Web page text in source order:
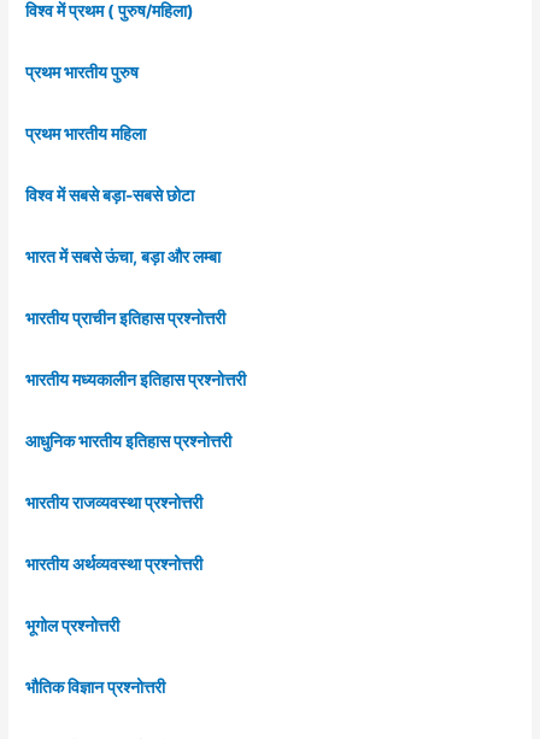
विश्व में प्रथम ( पुरुष/महिला)
प्रथम भारतीय पुरुष
प्रथम भारतीय महिला
विश्व में सबसे बड़ा-सबसे छोटा
भारत में सबसे ऊंचा, बड़ा और लम्बा
भारतीय प्राचीन इतिहास प्रश्नोत्तरी
भारतीय मध्यकालीन इतिहास प्रश्नोत्तरी
आधुनिक भारतीय इतिहास प्रश्नोत्तरी
भारतीय राजव्यवस्था प्रश्नोत्तरी
भारतीय अर्थव्यवस्था प्रश्नोत्तरी
भूगोल प्रश्नोत्तरी
भौतिक विज्ञान प्रश्नोत्तरी